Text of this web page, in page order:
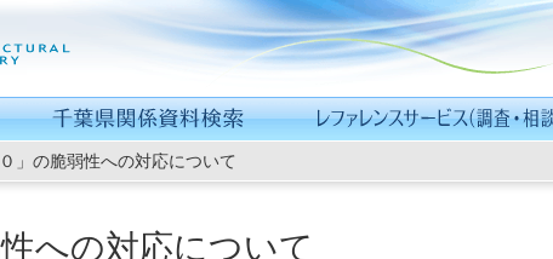
」の脆弱性への対応について
への対応について